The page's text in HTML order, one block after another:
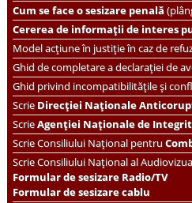
Cum se face o sesizare penală
Cererea de informații de interes
Model acțiune în justiție în caz de
Ghid de completare a declarației de
Ghid privind incompatibilitățile și
ScrieDirecției Naționale
ScrieAgenției Naționale de
ScrieConsiliului Național pentru
Scrie Consiliului Național al
Formular de sesizare Radio/TV
Formular de sesizare cablu